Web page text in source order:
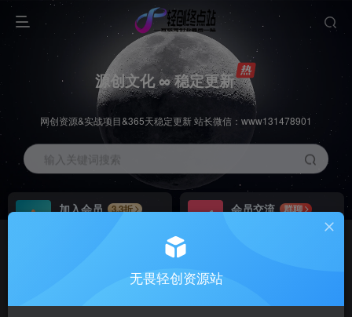
源创文化 ∞ 稳定更新
网创资源&实战项目&365天稳定更新 站长微信：www131478901
输入关键词搜索
加入会员
3.3折
会员交流
群聊
推广返佣高达70%无畏轻创资源站